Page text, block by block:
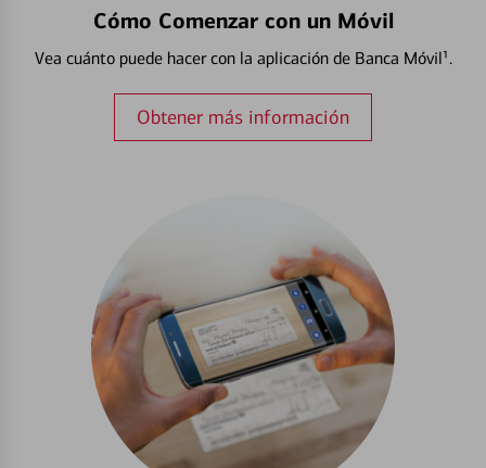
Cómo Comenzar con un Móvil
Vea cuánto puede hacer con la aplicación de Banca Móvil¹.
Obtener más información